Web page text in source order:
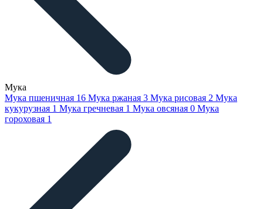
Мука
Мука пшеничная 16 Мука ржаная 3 Мука рисовая 2 Мука
кукурузная 1 Мука гречневая 1 Мука овсяная 0 Мука
гороховая 1